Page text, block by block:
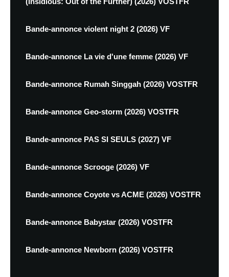
Bande-annonce violent night 2 (2026) VF
Bande-annonce La vie d'une femme (2026) VF
Bande-annonce Rumah Singgah (2026) VOSTFR
Bande-annonce Geo-storm (2026) VOSTFR
Bande-annonce PAS SI SEULS (2027) VF
Bande-annonce Scrooge (2026) VF
Bande-annonce Coyote vs ACME (2026) VOSTFR
Bande-annonce Babystar (2026) VOSTFR
Bande-annonce Newborn (2026) VOSTFR